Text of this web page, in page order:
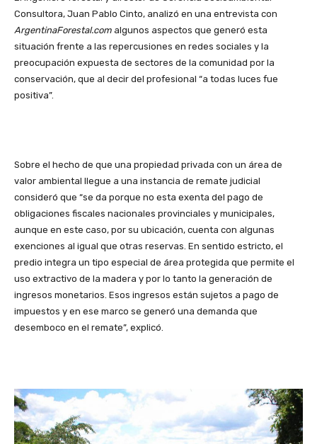
Consultora, Juan Pablo Cinto, analizó en una entrevista con
ArgentinaForestal.com algunos aspectos que generó esta
situación frente a las repercusiones en redes sociales y la
preocupación expuesta de sectores de la comunidad por la
conservación, que al decir del profesional “a todas luces fue
positiva”.
Sobre el hecho de que una propiedad privada con un área de
valor ambiental llegue a una instancia de remate judicial
consideró que “se da porque no esta exenta del pago de
obligaciones fiscales nacionales provinciales y municipales,
aunque en este caso, por su ubicación, cuenta con algunas
exenciones al igual que otras reservas. En sentido estricto, el
predio integra un tipo especial de área protegida que permite el
uso extractivo de la madera y por lo tanto la generación de
ingresos monetarios. Esos ingresos están sujetos a pago de
impuestos y en ese marco se generó una demanda que
desemboco en el remate”, explicó.